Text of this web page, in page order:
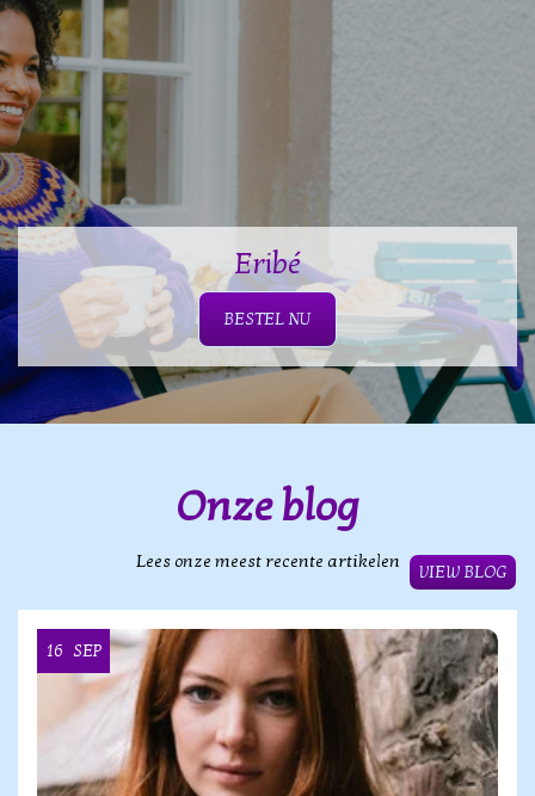
Eribé
BESTEL NU
Onze blog
Lees onze meest recente artikelen
VIEW BLOG
16 SEP